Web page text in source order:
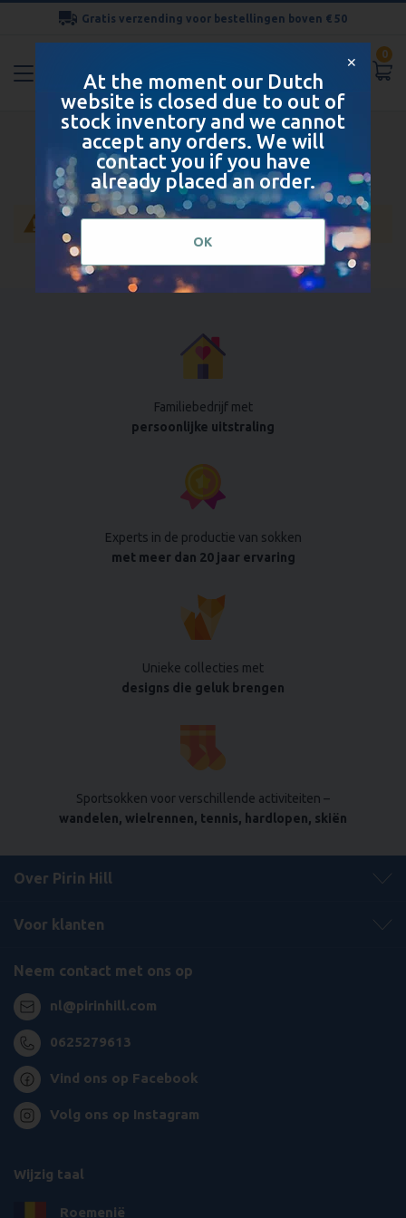
At the moment our Dutch
website is closed due to out of
stock inventory and we cannot
accept any orders. We will
contact you if you have
already placed an order.
OK
✕
0
Gratis verzending voor bestellingen boven € 50
de
Katoenen sokken voor heren
Geen producten gevonden voor deze selectie.
Familiebedrijf met
persoonlijke uitstraling
Experts in de productie van sokken
met meer dan 20 jaar ervaring
Unieke collecties met
designs die geluk brengen
Sportsokken voor verschillende activiteiten –
wandelen, wielrennen, tennis, hardlopen, skiën
Over Pirin Hill
Voor klanten
Neem contact met ons op
nl@pirinhill.com
0625279613
Vind ons op Facebook
Volg ons op Instagram
Wijzig taal
Roemenië